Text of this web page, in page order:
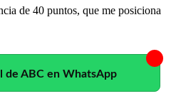
de 40 puntos, que me posiciona
de ABC en WhatsApp